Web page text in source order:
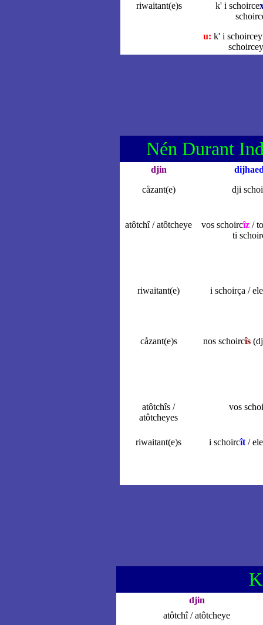
riwaitant(e)s k' i schoirce
u: k' i
Nén Durant
djin
cåzant(e)
dji
atôtchî / atôtcheye vos schoircîz /
ti
riwaitant(e) i schoirça /
cåzant(e)s nos schoircîs
atôtchîs /
atôtcheyes
vos
riwaitant(e)s i schoircît/
djin
atôtchî / atôtcheye